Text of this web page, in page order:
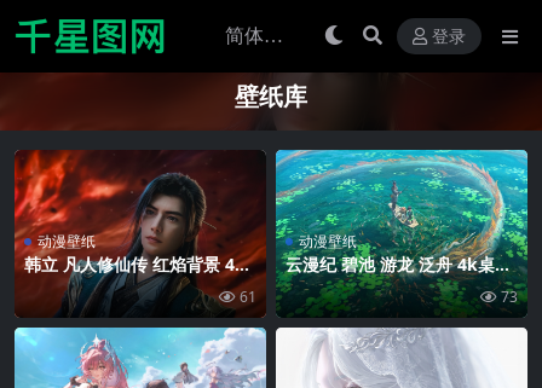
登录
壁纸库
动漫壁纸
韩立 凡人修仙传 红焰背景 4K
电脑壁纸
61
动漫壁纸
云漫纪 碧池 游龙 泛舟 4k桌面
壁纸
73